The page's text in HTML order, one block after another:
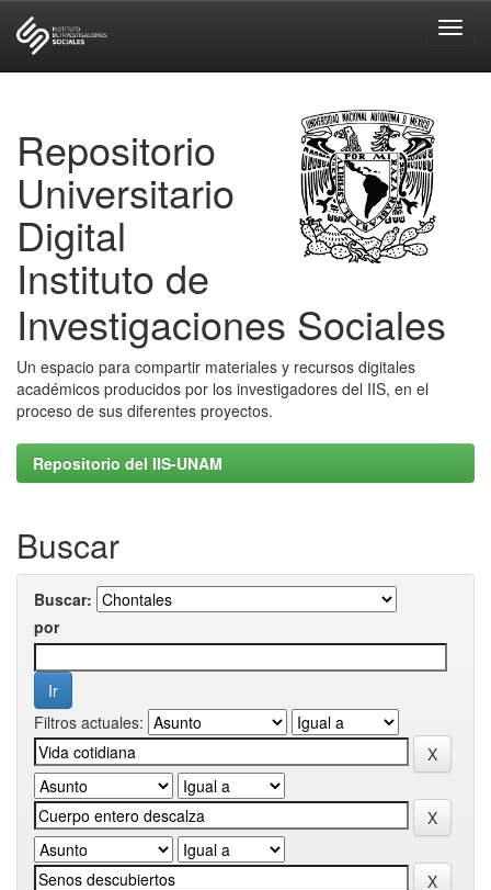
Repositorio
Universitario
Digital
Instituto de
Investigaciones Sociales
Un espacio para compartir materiales y recursos digitales
académicos producidos por los investigadores del IIS, en el
proceso de sus diferentes proyectos.
Repositorio del IIS-UNAM
Buscar
Buscar:
por
Filtros actuales: